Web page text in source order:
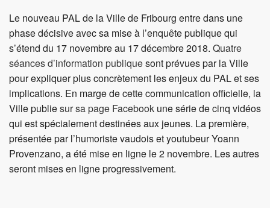
Le nouveau PAL de la Ville de Fribourg entre dans une
phase décisive avec sa mise à l’enquête publique qui
s’étend du 17 novembre au 17 décembre 2018. Quatre
séances d’information publiquesont prévues par la Ville
pour expliquer plus concrètement les enjeux du PAL et ses
implications. En marge de cette communication officielle, la
Ville publiesur sa page Facebook une série de cinq vidéos
qui est spécialement destinées aux jeunes. La première,
présentée par l’humoriste vaudois et youtubeur Yoann
Provenzano, a été mise en ligne le 2 novembre. Les autres
seront mises en ligne progressivement.